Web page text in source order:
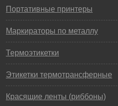
Портативные принтеры
Маркираторы по металлу
Термоэтикетки
Этикетки термотрансферные
Красящие ленты (риббоны)